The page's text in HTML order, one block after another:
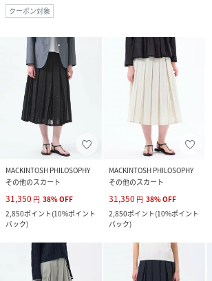
クーポン対象
MACKINTOSH PHILOSOPHY
その他のスカート
31,350 円 38%OFF
2,850ポイント(10%ポイント
バック)
MACKINTOSH PHILOSOPHY
その他のスカート
31,350 円 38%OFF
2,850ポイント(10%ポイント
バック)